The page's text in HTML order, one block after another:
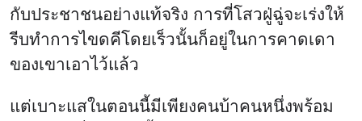
กับประชาชนอย่างแท้จริง การที่โสวฝู่ฉู่จะเร่งให้
รีบทำการไขดคีโดยเร็วนั้นก็อยู่ในการคาดเดา
ของเขาเอาไว้แล้ว
แต่เบาะแสในตอนนี้มีเพียงคนบ้าคนหนึ่งพร้อม